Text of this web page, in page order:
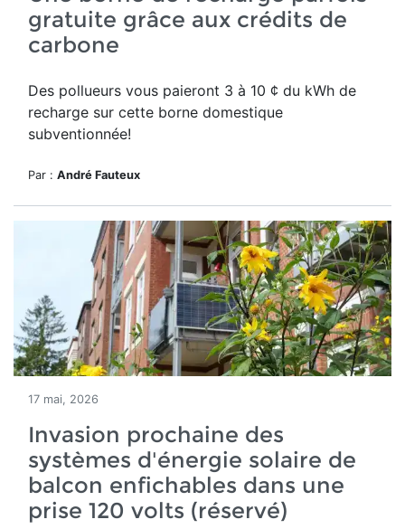
gratuite grâce aux crédits de
carbone
Des pollueurs vous paieront 3 à 10 ¢ du kWh de
recharge sur cette borne domestique
subventionnée!
Par : André Fauteux
17 mai, 2026
Invasion prochaine des
systèmes d'énergie solaire de
balcon enfichables dans une
prise 120 volts (réservé)